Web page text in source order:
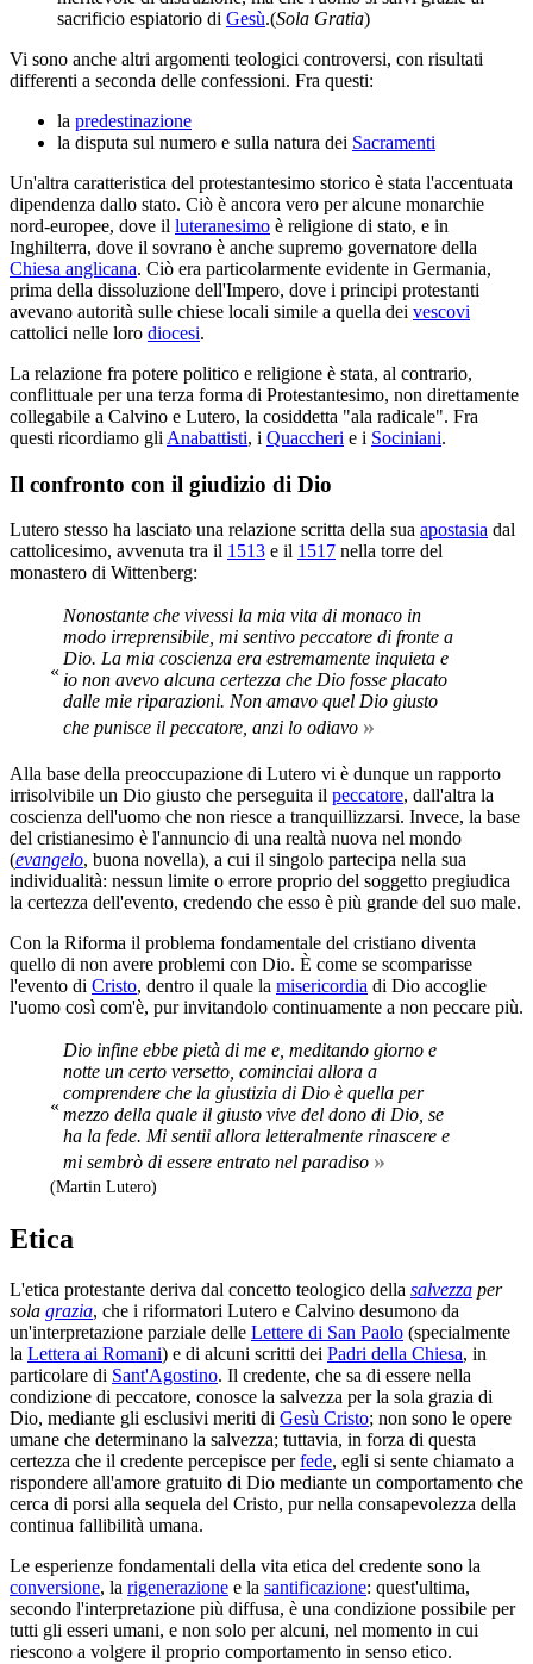
sacrificio espiatorio di Gesù.(Sola Gratia)
Vi sono anche altri argomenti teologici controversi, con risultati
differenti a seconda delle confessioni. Fra questi:
la predestinazione
la disputa sul numero e sulla natura dei Sacramenti
Un'altra caratteristica del protestantesimo storico è stata l'accentuata
dipendenza dallo stato. Ciò è ancora vero per alcune monarchie
nord-europee, dove il luteranesimo è religione di stato, e in
Inghilterra, dove il sovrano è anche supremo governatore della
Chiesa anglicana. Ciò era particolarmente evidente in Germania,
prima della dissoluzione dell'Impero, dove i principi protestanti
avevano autorità sulle chiese locali simile a quella dei vescovi
cattolici nelle loro diocesi.
La relazione fra potere politico e religione è stata, al contrario,
conflittuale per una terza forma di Protestantesimo, non direttamente
collegabile a Calvino e Lutero, la cosiddetta "ala radicale". Fra
questi ricordiamo gli Anabattisti, i Quaccheri e i Sociniani.
Il confronto con il giudizio di Dio
Lutero stesso ha lasciato una relazione scritta della sua apostasia dal
cattolicesimo, avvenuta tra il 1513 e il 1517 nella torre del
monastero di Wittenberg:
«
Nonostante che vivessi la mia vita di monaco in
modo irreprensibile, mi sentivo peccatore di fronte a
Dio. La mia coscienza era estremamente inquieta e
io non avevo alcuna certezza che Dio fosse placato
dalle mie riparazioni. Non amavo quel Dio giusto
che punisce il peccatore, anzi lo odiavo »
Alla base della preoccupazione di Lutero vi è dunque un rapporto
irrisolvibile un Dio giusto che perseguita il peccatore, dall'altra la
coscienza dell'uomo che non riesce a tranquillizzarsi. Invece, la base
del cristianesimo è l'annuncio di una realtà nuova nel mondo
(evangelo, buona novella), a cui il singolo partecipa nella sua
individualità: nessun limite o errore proprio del soggetto pregiudica
la certezza dell'evento, credendo che esso è più grande del suo male.
Con la Riforma il problema fondamentale del cristiano diventa
quello di non avere problemi con Dio. È come se scomparisse
l'evento di Cristo, dentro il quale la misericordia di Dio accoglie
l'uomo così com'è, pur invitandolo continuamente a non peccare più.
«
Dio infine ebbe pietà di me e, meditando giorno e
notte un certo versetto, cominciai allora a
comprendere che la giustizia di Dio è quella per
mezzo della quale il giusto vive del dono di Dio, se
ha la fede. Mi sentii allora letteralmente rinascere e
mi sembrò di essere entrato nel paradiso »
(Martin Lutero)
Etica
L'etica protestante deriva dal concetto teologico della salvezza per
sola grazia, che i riformatori Lutero e Calvino desumono da
un'interpretazione parziale delle Lettere di San Paolo (specialmente
la Lettera ai Romani) e di alcuni scritti dei Padri della Chiesa, in
particolare di Sant'Agostino. Il credente, che sa di essere nella
condizione di peccatore, conosce la salvezza per la sola grazia di
Dio, mediante gli esclusivi meriti di Gesù Cristo; non sono le opere
umane che determinano la salvezza; tuttavia, in forza di questa
certezza che il credente percepisce perfede, egli si sente chiamato a
rispondere all'amore gratuito di Dio mediante un comportamento che
cerca di porsi alla sequela del Cristo, pur nella consapevolezza della
continua fallibilità umana.
Le esperienze fondamentali della vita etica del credente sono la
conversione, la rigenerazione e la santificazione: quest'ultima,
secondo l'interpretazione più diffusa, è una condizione possibile per
tutti gli esseri umani, e non solo per alcuni, nel momento in cui
riescono a volgere il proprio comportamento in senso etico.